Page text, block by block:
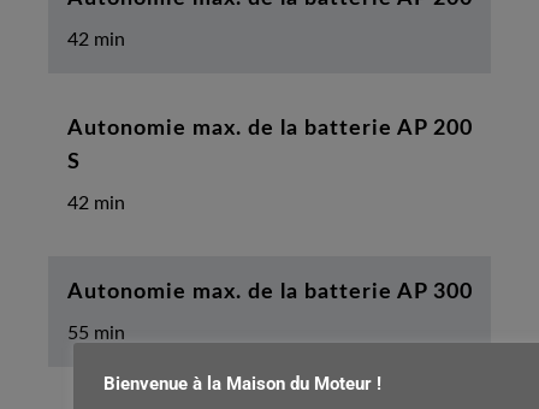
42 min
Autonomie max. de la batterie AP 200
S
42 min
Autonomie max. de la batterie AP 300
55 min
Bienvenue à la Maison du Moteur !